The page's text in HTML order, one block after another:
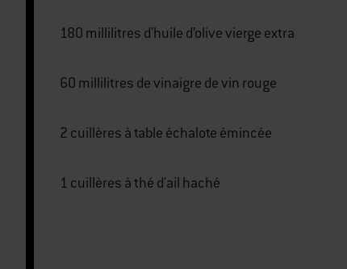
180 millilitres d'huile d’olive vierge extra
60 millilitres de vinaigre de vin rouge
2 cuillères à table échalote émincée
1 cuillères à thé d'ail haché